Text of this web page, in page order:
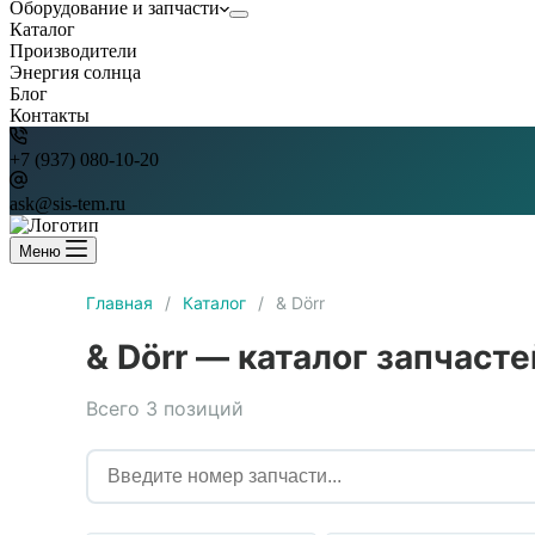
Оборудование и запчасти
Каталог
Производители
Энергия солнца
Блог
Контакты
+7 (937) 080-10-20
ask@sis-tem.ru
Меню
Главная / Каталог / & Dörr
& Dörr — каталог
Всего 3 позиций